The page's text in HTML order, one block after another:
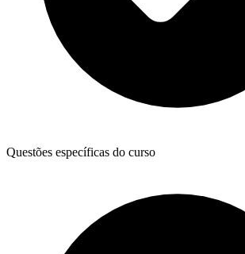
Questões específicas do curso